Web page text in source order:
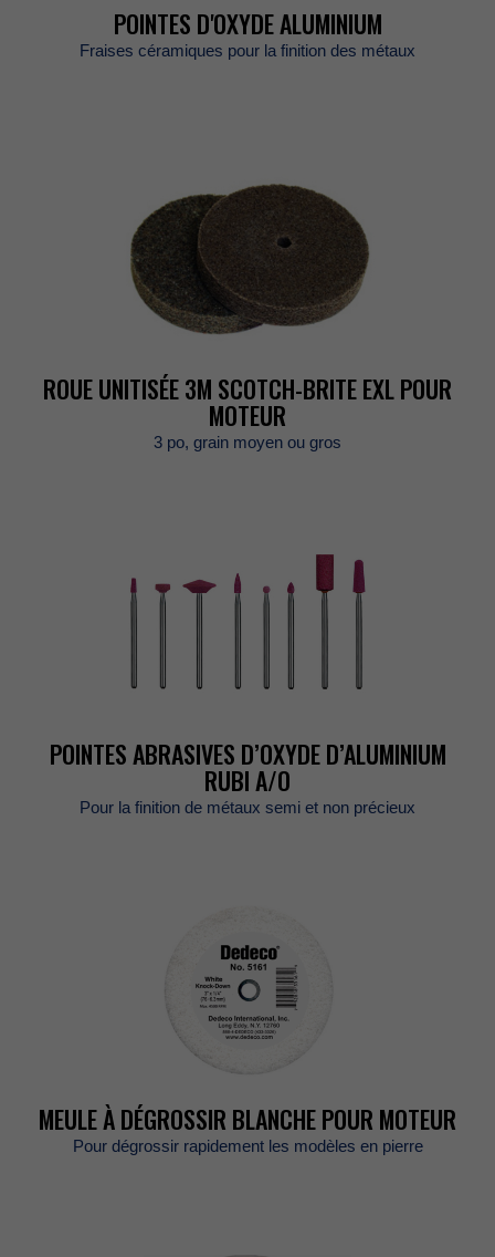
POINTESD'OXYDEALUMINIUM
Fraisescéramiquespourlafinitiondesmétaux
ROUEUNITISÉE3MSCOTCH-BRITEEXLPOUR
MOTEUR
3po,grainmoyenougros
POINTESABRASIVESD’OXYDED’ALUMINIUM
RUBIA/O
Pourlafinitiondemétauxsemietnonprécieux
MEULEÀDÉGROSSIRBLANCHEPOURMOTEUR
Pourdégrossirrapidementlesmodèlesenpierre